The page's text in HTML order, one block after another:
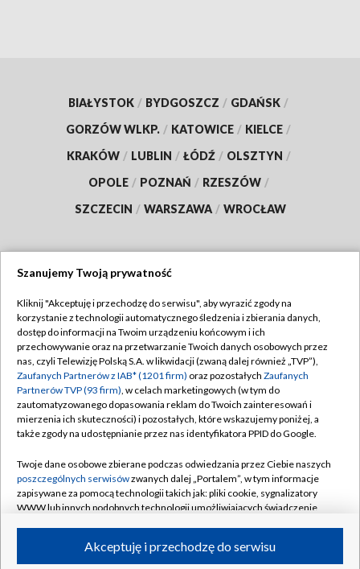
BIAŁYSTOK / BYDGOSZCZ / GDAŃSK /
GORZÓW WLKP. / KATOWICE / KIELCE /
KRAKÓW / LUBLIN / ŁÓDŹ / OLSZTYN /
OPOLE / POZNAŃ / RZESZÓW /
SZCZECIN / WARSZAWA / WROCŁAW
TVP
Abonament TVP
Emisja w TVP
Centrum informacji TVP
Naziemna Telewizja Cyfrowa
Rada Programowa
System NOS
Informacje o nadawcy
Program dla prasy
Regulamin TVP
Polityka prywatności
Moje zgody
Pomoc
Kontakt
Kanały
Szanujemy Twoją prywatność
Kliknij "Akceptuję i przechodzę do serwisu", aby wyrazić zgody na
korzystanie z technologii automatycznego śledzenia i zbierania danych,
dostęp do informacji na Twoim urządzeniu końcowym i ich
przechowywanie oraz na przetwarzanie Twoich danych osobowych przez
nas, czyli Telewizję Polską S.A. w likwidacji (zwaną dalej również „TVP”),
Zaufanych Partnerów z IAB* (1201 firm) oraz pozostałych Zaufanych
Partnerów TVP (93 firm), w celach marketingowych (w tym do
zautomatyzowanego dopasowania reklam do Twoich zainteresowań i
mierzenia ich skuteczności) i pozostałych, które wskazujemy poniżej, a
także zgody na udostępnianie przez nas identyfikatora PPID do Google.
Twoje dane osobowe zbierane podczas odwiedzania przez Ciebie naszych
poszczególnych serwisówzwanych dalej „Portalem”, w tym informacje
zapisywane za pomocą technologii takich jak: pliki cookie, sygnalizatory
WWW lub innych podobnych technologii umożliwiających świadczenie
ruchu w Internecie.Akceptuję i przechodzę do serwisu